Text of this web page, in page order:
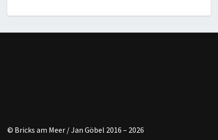
© Bricks am Meer / Jan Göbel 2016 – 2026